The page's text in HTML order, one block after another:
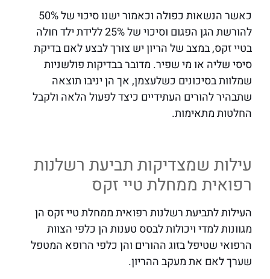
כאשר הנשאות כפולה וכאמור ישנו סיכוי של 50%
להורשת הגן הפגום וסיכוי של 25% ללידת ילד חולה
בטיי זקס, במצב של הריון יש צורך לבצע לאם בדיקת
סיסי שליה או מי שפיר. מדובר בבדיקות פולשניות
שמלוות בסיכונים כשלעצמן, אך הן יניבו תוצאה
שתבהיר להורים העתידיים כיצד לפעול הלאה ולקבל
החלטות מתאימות.
עילות שמצדיקות תביעת רשלנות
רפואית ממחלת טיי זקס
העילות לתביעת רשלנות רפואית ממחלת טיי זקס הן
מגוונות למדי ויכולות לבסס טענות הן כלפי הצוות
הרפואי שטיפל בזוג ההורים והן כלפי הרופא המטפל
שערך לאם את מעקב ההריון.